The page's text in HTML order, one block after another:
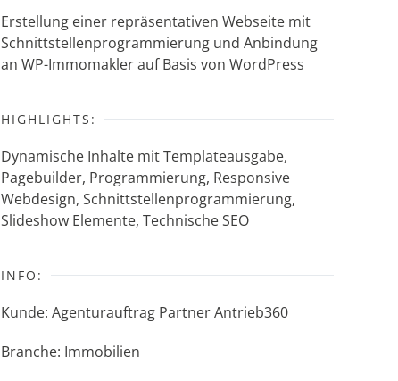
Erstellung einer repräsentativen Webseite mit
Schnittstellenprogrammierung und Anbindung
an WP-Immomakler auf Basis von WordPress
HIGHLIGHTS:
Dynamische Inhalte mit Templateausgabe,
Pagebuilder, Programmierung, Responsive
Webdesign, Schnittstellenprogrammierung,
Slideshow Elemente, Technische SEO
INFO:
Kunde: Agenturauftrag Partner Antrieb360
Branche: Immobilien